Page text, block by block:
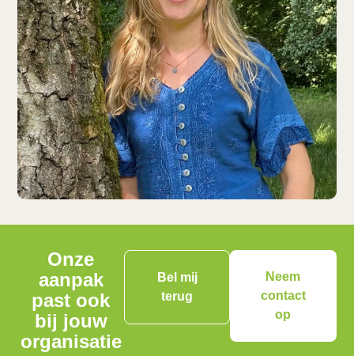
Onze
aanpak
past ook
bij jouw
organisatie
Bel mij
terug
Neem
contact
op